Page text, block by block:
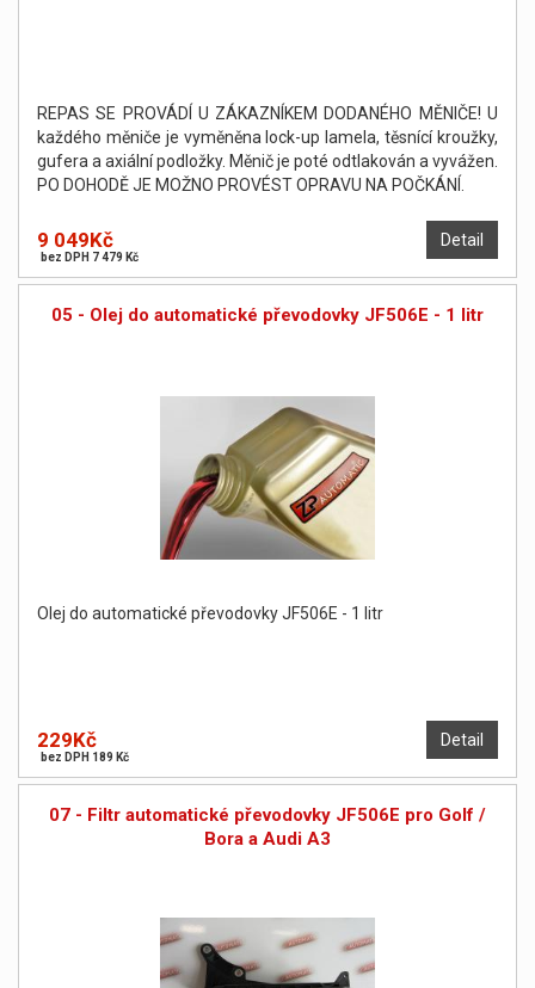
REPAS SE PROVÁDÍ U ZÁKAZNÍKEM DODANÉHO MĚNIČE! U
každého měniče je vyměněna lock-up lamela, těsnící kroužky,
gufera a axiální podložky. Měnič je poté odtlakován a vyvážen.
PO DOHODĚ JE MOŽNO PROVÉST OPRAVU NA POČKÁNÍ.
Detail
9 049Kč
bez DPH 7 479 Kč
05 - Olej do automatické převodovky JF506E - 1 litr
Olej do automatické převodovky JF506E - 1 litr
Detail
229Kč
bez DPH 189 Kč
07 - Filtr automatické převodovky JF506E pro Golf /
Bora a Audi A3